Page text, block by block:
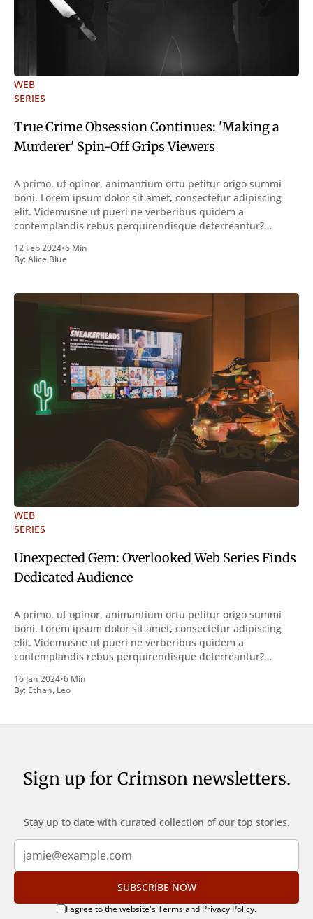
WEB
SERIES
True Crime Obsession Continues: 'Making a
Murderer' Spin-Off Grips Viewers
A primo, ut opinor, animantium ortu petitur origo summi
boni. Lorem ipsum dolor sit amet, consectetur adipiscing
elit. Videmusne ut pueri ne verberibus quidem a
contemplandis rebus perquirendisque deterreantur?
inveniri verbum potest quod magis idem declaret Latine,
quod Graece, quam declarat voluptas. Duo
12 Feb 2024•6 Min
By:Alice Blue
WEB
SERIES
Unexpected Gem: Overlooked Web Series Finds
Dedicated Audience
A primo, ut opinor, animantium ortu petitur origo summi
boni. Lorem ipsum dolor sit amet, consectetur adipiscing
elit. Videmusne ut pueri ne verberibus quidem a
contemplandis rebus perquirendisque deterreantur?
inveniri verbum potest quod magis idem declaret Latine,
quod Graece, quam declarat voluptas. Duo
16 Jan 2024•6 Min
By: Ethan, Leo
Sign up for Crimson newsletters.
Stay up to date with curated collection of our top stories.
SUBSCRIBE NOW
I agree to the website'sTermsand Privacy Policy.